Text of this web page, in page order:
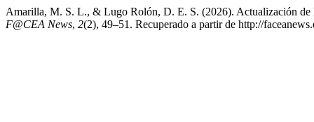
Amarilla, M. S. L., & Lugo Rolón, D. E. S. (2026). Actualización de
F@CEA News, 2(2), 49–51. Recuperado a partir de http://